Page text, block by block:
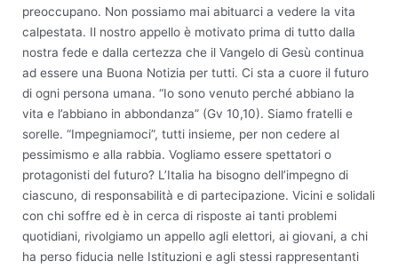
preoccupano. Non possiamo mai abituarci a vedere la vita
calpestata. Il nostro appello è motivato prima di tutto dalla
nostra fede e dalla certezza che il Vangelo di Gesù continua
ad essere una Buona Notizia per tutti. Ci sta a cuore il futuro
di ogni persona umana. “Io sono venuto perché abbiano la
vita e l’abbiano in abbondanza” (Gv 10,10). Siamo fratelli e
sorelle. “Impegniamoci”, tutti insieme, per non cedere al
pessimismo e alla rabbia. Vogliamo essere spettatori o
protagonisti del futuro? L’Italia ha bisogno dell’impegno di
ciascuno, di responsabilità e di partecipazione. Vicini e solidali
con chi soffre ed è in cerca di risposte ai tanti problemi
quotidiani, rivolgiamo un appello agli elettori, ai giovani, a chi
ha perso fiducia nelle Istituzioni e agli stessi rappresentanti